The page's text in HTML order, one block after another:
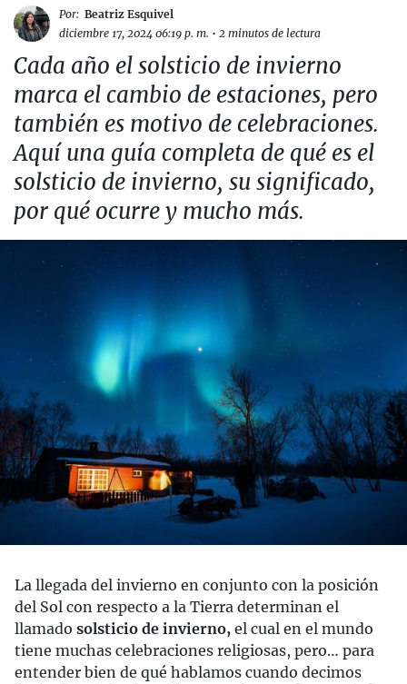
Por: Beatriz Esquivel
diciembre 17, 2024 06:19 p. m. • 2 minutos de lectura
Cada año el solsticio de invierno
marca el cambio de estaciones, pero
también es motivo de celebraciones.
Aquí una guía completa de qué es el
solsticio de invierno, su significado,
por qué ocurre y mucho más.
La llegada del invierno en conjunto con la posición
del Sol con respecto a la Tierra determinan el
llamado solsticio de invierno, el cual en el mundo
tiene muchas celebraciones religiosas, pero… para
entender bien de qué hablamos cuando decimos